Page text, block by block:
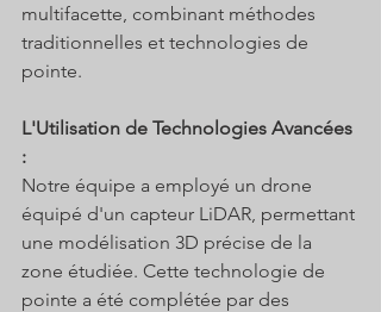
multifacette, combinant méthodes
traditionnelles et technologies de
pointe.
L'Utilisation de Technologies Avancées
:
Notre équipe a employé un drone
équipé d'un capteur LiDAR, permettant
une modélisation 3D précise de la
zone étudiée. Cette technologie de
pointe a été complétée par des